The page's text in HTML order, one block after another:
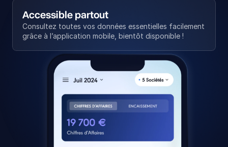
Accessible partout
Consultez toutes vos données essentielles facilement
grâce à l’application mobile, bientôt disponible !